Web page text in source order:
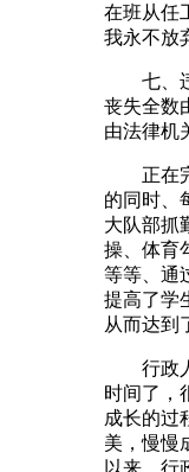
在班从任
我永不放
七、违
丧失全数
由法律机
正在完
的同时、
大队部抓
操、体育
等等、通
提高了学
从而达到
行政人
时间了，
成长的过
美，慢慢
以来，行